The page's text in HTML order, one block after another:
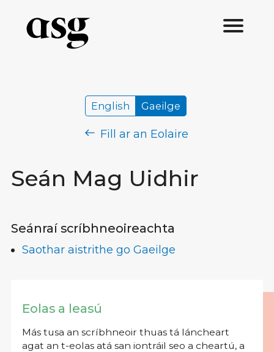
Seán Mag Uidhir
English Gaeilge
Fill ar an Eolaire
Seánraí scríbhneoireachta
Saothar aistrithe go Gaeilge
Eolas a leasú
Más tusa an scríbhneoir thuas tá láncheart
agat an t-eolas atá san iontráil seo a cheartú, a